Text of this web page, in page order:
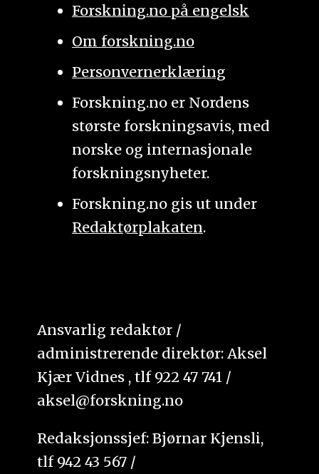
Forskning.no på engelsk
Om forskning.no
Personvernerklæring
Forskning.no er Nordens
største forskningsavis, med
norske og internasjonale
forskningsnyheter.
Forskning.no gis ut under
Redaktørplakaten.
Ansvarlig redaktør /
administrerende direktør: Aksel
Kjær Vidnes , tlf 922 47 741 /
aksel@forskning.no
Redaksjonssjef: Bjørnar Kjensli,
tlf 942 43 567 /